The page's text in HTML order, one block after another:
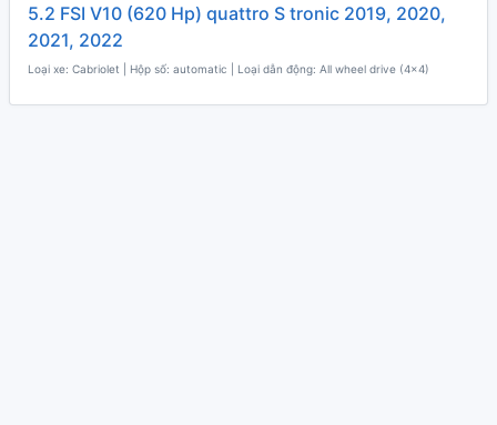
5.2 FSI V10 (620 Hp) quattro S tronic 2019, 2020,
2021, 2022
Loại xe: Cabriolet | Hộp số: automatic | Loại dẫn động: All wheel drive (4x4)